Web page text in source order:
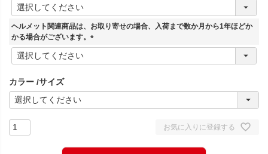
(
必
須
)
ヘルメット関連商品は、お取り寄せの場合、入荷まで数か月から1年ほどか
かる場合がございます。
(
カラー サイズ
お気に入りに登録する